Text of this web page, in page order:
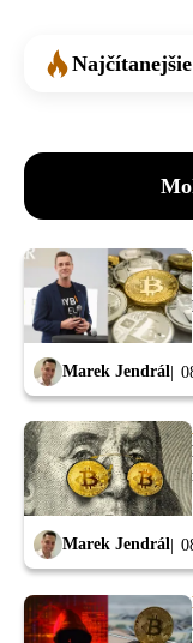
Najčítanejšie
Marek Jendrál
Marek Jendrál